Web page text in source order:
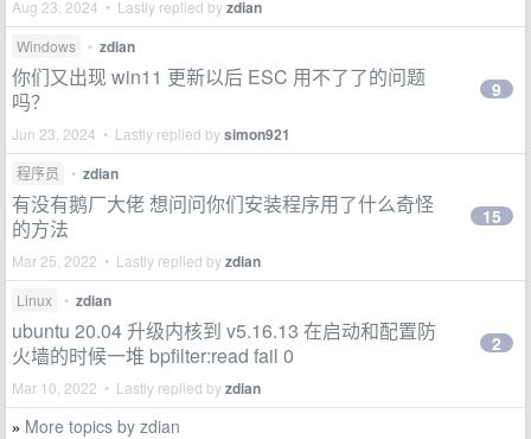
Aug 23, 2024 • Lastly replied byzdian
Windows • zdian
你们又出现 win11 更新以后 ESC 用不了了的问题
吗？
Jun 23, 2024 • Lastly replied bysimon921
9
程序员 • zdian
有没有鹅厂大佬 想问问你们安装程序用了什么奇怪
的方法
Mar 25, 2022 • Lastly replied byzdian
15
Linux • zdian
ubuntu 20.04 升级内核到 v5.16.13 在启动和配置防
火墙的时候一堆 bpfilter:read fail 0
Mar 10, 2022 • Lastly replied byzdian
2
» More topics by zdian